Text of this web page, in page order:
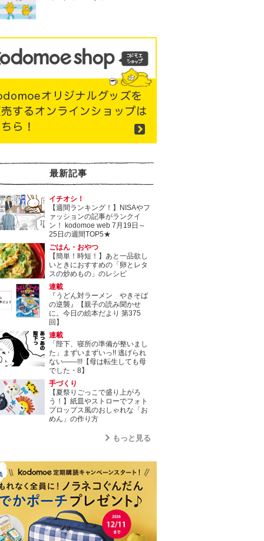
最新記事
イチオシ！
【週間ランキング！】NISAやフ
ァッションの記事がランクイ
ン！ kodomoe web 7月19日～
25日の週間TOP5★
ごはん・おやつ
【簡単！時短！】あと一品欲し
いときにおすすめの「卵とレタ
スの炒めもの」のレシピ
連載
『うどん対ラーメン やきそば
の逆襲』【親子の読み聞かせ
に。今日の絵本だより 第375
回】
連載
「陛下、寝所の準備が整いまし
た」まずいまずいっ!! 逃げられ
ない――!!!【母は転生しても母
でした・8】
手づくり
【夏祭りごっこで盛り上がろ
う！】紙皿やストローでフォト
プロップス風のおしゃれな「お
めん」の作り方
もっと見る